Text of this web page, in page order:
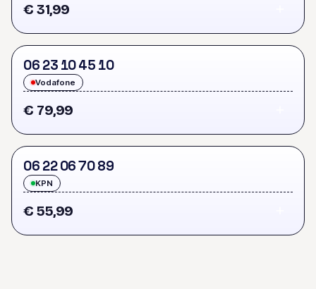
€ 31,99
06 23 1045 10
Vodafone
€ 79,99
06 22067089
KPN
€ 55,99